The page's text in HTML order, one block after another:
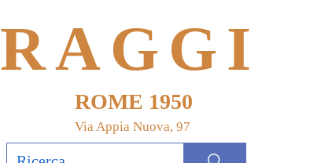
RAGGI
ROME 1950
Via Appia Nuova, 97